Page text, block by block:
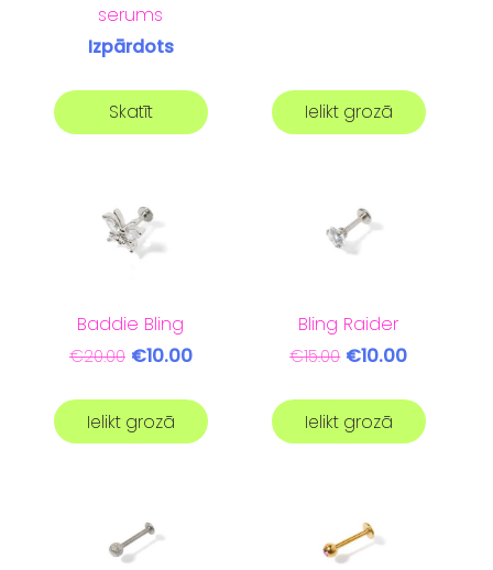
serums
Izpārdots
Skatīt Ielikt grozā
Baddie Bling
€20.00 €10.00
Ielikt grozā
Bling Raider
€15.00 €10.00
Ielikt grozā